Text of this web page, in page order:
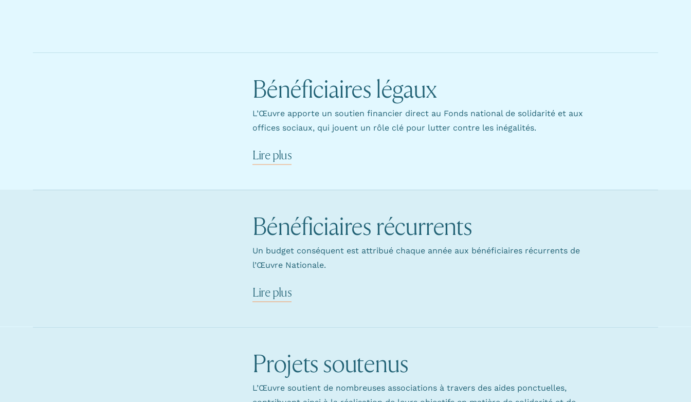
Bénéficiaires légaux
L’Œuvre apporte un soutien financier direct au Fonds national de solidarité et aux
offices sociaux, qui jouent un rôle clé pour lutter contre les inégalités.
Lire plus
Bénéficiaires récurrents
Un budget conséquent est attribué chaque année aux bénéficiaires récurrents de
l’Œuvre Nationale.
Lire plus
Projets soutenus
L’Œuvre soutient de nombreuses associations à travers des aides ponctuelles,